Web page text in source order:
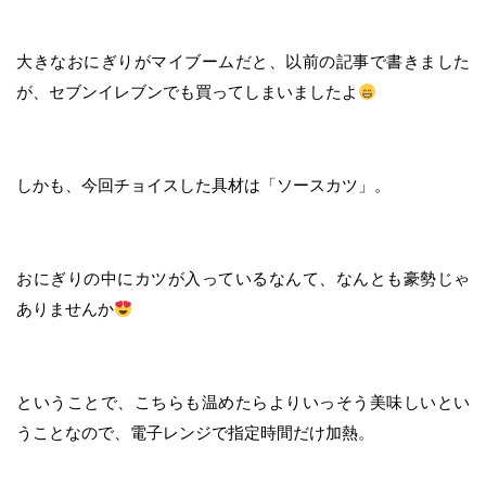
大きなおにぎりがマイブームだと、以前の記事で書きました
が、セブンイレブンでも買ってしまいましたよ
しかも、今回チョイスした具材は「ソースカツ」。
おにぎりの中にカツが入っているなんて、なんとも豪勢じゃ
ありませんか
ということで、こちらも温めたらよりいっそう美味しいとい
うことなので、電子レンジで指定時間だけ加熱。